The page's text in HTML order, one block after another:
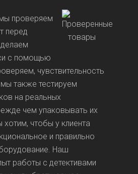
проверяем
перед
с помощью
чувствительность
также тестируем
на реальных
чем упаковывать их
хотим, чтобы у клиента
и правильно
Наш
работы с детективами